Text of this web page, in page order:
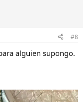
#8
alguien supongo.